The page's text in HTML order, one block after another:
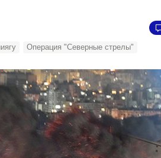
Операция "Северные стрелы"